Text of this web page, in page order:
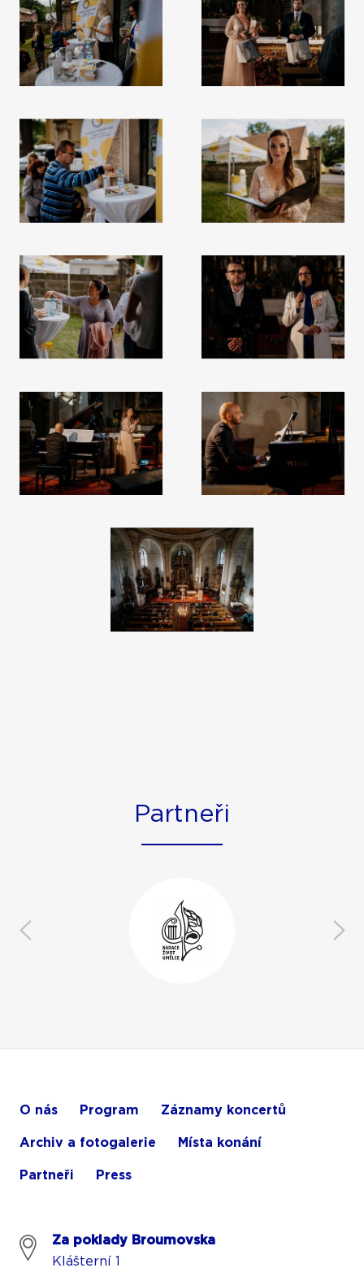
Partneři
O nás Program Záznamy koncertů
Archiv a fotogalerie Místa konání
Partneři Press
Za poklady Broumovska
Klášterní 1